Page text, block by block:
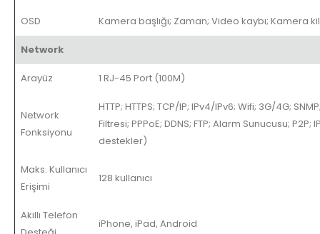
OSD Kamera başlığı; Zaman; Video kaybı; Kamera
Network
Arayüz 1 RJ-45 Port (100M)
Network
Fonksiyonu
HTTP; HTTPS; TCP/IP; IPv4/IPv6; Wifi; 3G/4G;
Filtresi; PPPoE; DDNS; FTP; Alarm Sunucusu;
destekler)
Maks. Kullanıcı
Erişimi
128 kullanıcı
Akıllı Telefon
iPhone, iPad, Android